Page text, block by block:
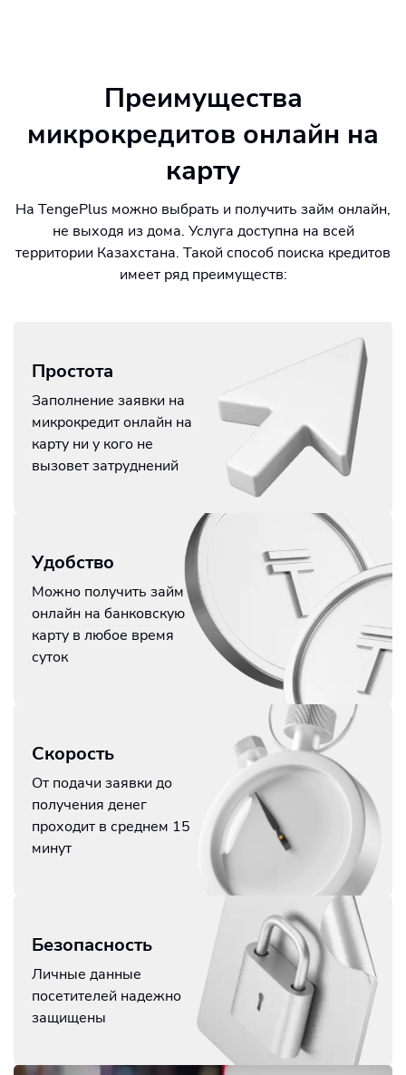
Преимущества
микрокредитов онлайн на
карту
На TengePlus можно выбрать и получить займ онлайн,
не выходя из дома. Услуга доступна на всей
территории Казахстана. Такой способ поиска кредитов
имеет ряд преимуществ:
Простота
Заполнение заявки на
микрокредит онлайн на
карту ни у кого не
вызовет затруднений
Удобство
Можно получить займ
онлайн на банковскую
карту в любое время
суток
Скорость
От подачи заявки до
получения денег
проходит в среднем 15
минут
Безопасность
Личные данные
посетителей надежно
защищены